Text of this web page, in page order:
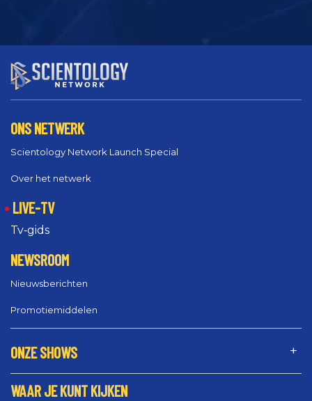
ONS NETWERK
Scientology Network Launch Special
Over het netwerk
LIVE-TV
Tv‑gids
NEWSROOM
Nieuwsberichten
Promotiemiddelen
ONZE SHOWS
WAAR JE KUNT KIJKEN